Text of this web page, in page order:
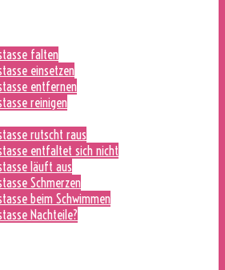
falten
einsetzen
entfernen
reinigen
rutscht raus
entfaltet sich nicht
läuft aus
Schmerzen
beim Schwimmen
Nachteile?